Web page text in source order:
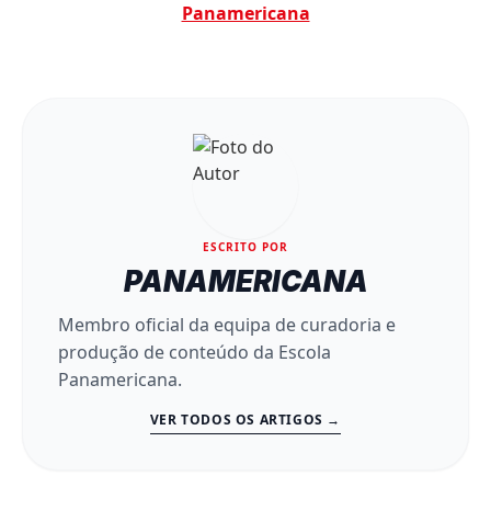
Panamericana
ESCRITO POR
PANAMERICANA
Membro oficial da equipa de curadoria e
produção de conteúdo da Escola
Panamericana.
VER TODOS OS ARTIGOS →